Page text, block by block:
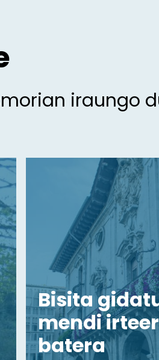
iraungo
Bisita
mendi
batera